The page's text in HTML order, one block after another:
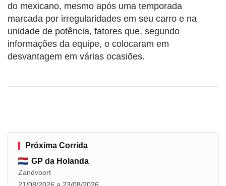
do mexicano, mesmo após uma temporada
marcada por irregularidades em seu carro e na
unidade de potência, fatores que, segundo
informações da equipe, o colocaram em
desvantagem em várias ocasiões.
Próxima Corrida
GP da Holanda
Zandvoort
21/08/2026 a 23/08/2026